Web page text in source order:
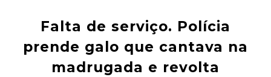
Falta de serviço. Polícia
prende galo que cantava na
madrugada e revolta